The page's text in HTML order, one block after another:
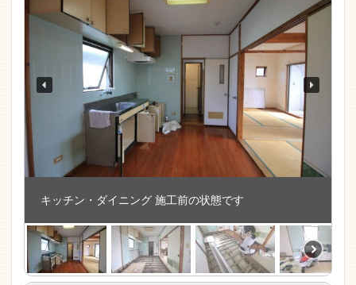
キッチン・ダイニング 施工前の状態です